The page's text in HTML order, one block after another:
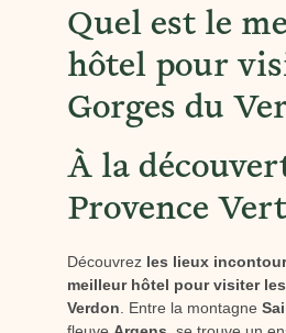
Quel est le
hôtel pour
Gorges du
À la
Provence
Découvrez les lieux
meilleur hôtel pour visiter
Verdon . Entre la montagne